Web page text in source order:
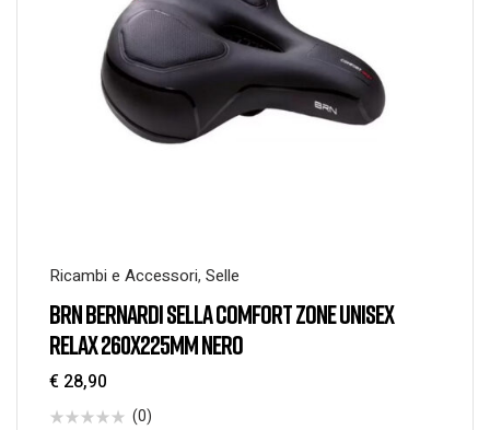
Ricambi e Accessori, Selle
BRN BERNARDI SELLA COMFORT ZONE UNISEX
RELAX 260X225MM NERO
€ 28,90
(0)